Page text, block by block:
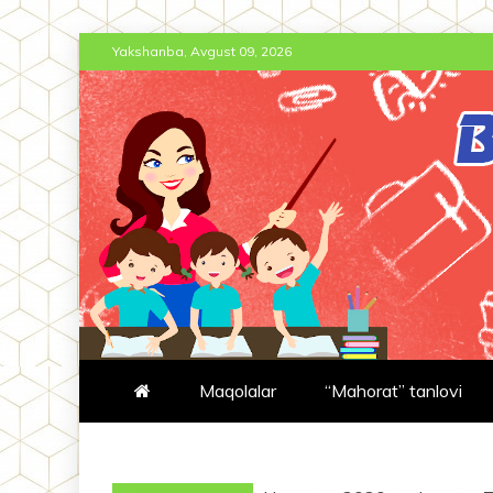
Skip
to
content
Yakshanba, Avgust 09, 2026
BT-
BOSHLANG'ICH TA'LIM
Maqolalar “Mahorat” tanlovi